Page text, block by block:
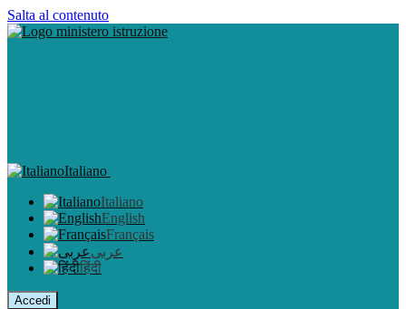
Salta al contenuto
Italiano
Italiano
English
Français
عربى
हिंदी
Accedi